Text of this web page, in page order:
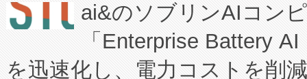
manufacturing™ (FCCM™) プ
たNeXは、バイオ医薬品製造
従来のフェッドバッチ施設の
ai&のソブリンAIコン
「Enterprise Battery
を迅速化し、電力コストを削